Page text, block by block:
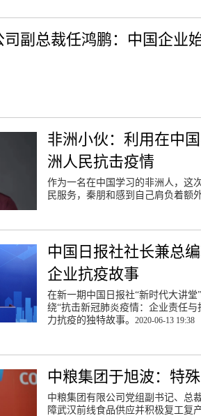
司副总裁任鸿鹏：中国企业
非洲小伙：利用在中
洲人民抗击疫情
作为一名在中国学习的非洲人，这
民服务，秦朋和感到自己肩负着额
中国日报社社长兼总
企业抗疫故事
在新一期中国日报社“新时代大讲
绕“抗击新冠肺炎疫情：企业责任
力抗疫的独特故事。 2020-06-13 19:38
中粮集团于旭波：特
中粮集团有限公司党组副书记、总
障武汉前线食品供应并积极复工复